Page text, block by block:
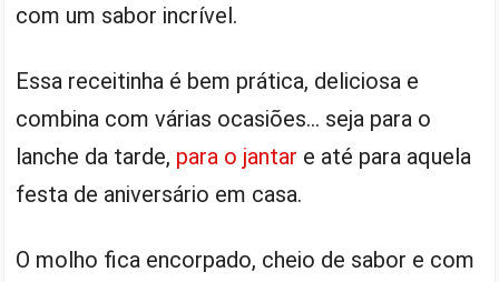
com um sabor incrível.
Essa receitinha é bem prática, deliciosa e
combina com várias ocasiões… seja para o
lanche da tarde, para o jantar e até para aquela
festa de aniversário em casa.
O molho fica encorpado, cheio de sabor e com